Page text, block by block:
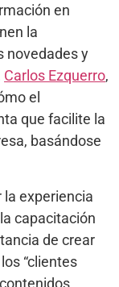
en
la
novedades y
Carlos Ezquerro,
el
que facilite la
basándose
la experiencia
capacitación
de crear
“clientes